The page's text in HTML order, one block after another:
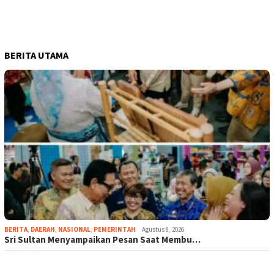
BERITA UTAMA
BERITA, DAERAH, NASIONAL, PEMERINTAH Agustus 8, 2026
Sri Sultan Menyampaikan Pesan Saat Membu…